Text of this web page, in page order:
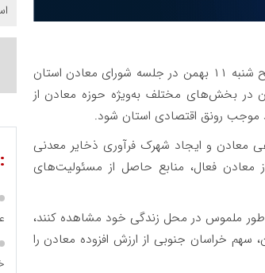
سید محمدرضا هاشمی، صبح شنبه ۱۱ بهمن در جلسه شورای معادن استان
در بخش‌های مختلف به‌ویژه حوزه معادن از
موجب رونق اقتصادی استان شود.
معادن و ایجاد شهرک فرآوری ذخایر معدنی
معادن فعال، منابع حاصل از مسئولیت‌های
به‌طور ملموس در محل زندگی خود مشاهده کنند،
خراسان جنوبی از ارزش افزوده معادن را